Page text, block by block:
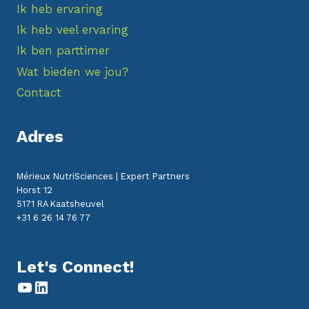
Ik heb ervaring
Ik heb veel ervaring
Ik ben parttimer
Wat bieden we jou?
Contact
Adres
Mérieux NutriSciences | Expert Partners
Horst 12
5171 RA Kaatsheuvel
+31 6 26 14 76 77
Let's Connect!
YouTube
LinkedIn